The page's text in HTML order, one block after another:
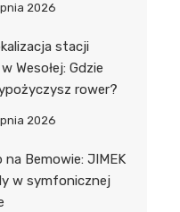
2026
stacji
Wesołej: Gdzie
rower?
2026
na Bemowie: JIMEK
w symfonicznej